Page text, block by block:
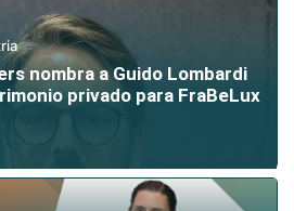
nombra a Guido Lombardi
privado para FraBeLux